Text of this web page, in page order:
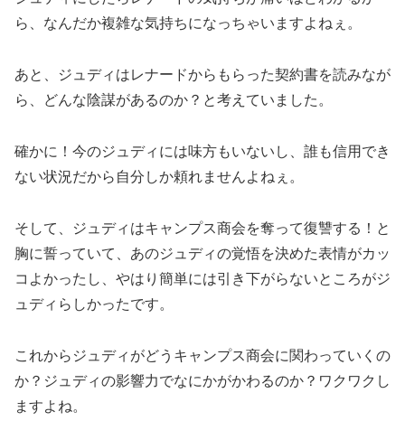
ら、なんだか複雑な気持ちになっちゃいますよねぇ。
あと、ジュディはレナードからもらった契約書を読みなが
ら、どんな陰謀があるのか？と考えていました。
確かに！今のジュディには味方もいないし、誰も信用でき
ない状況だから自分しか頼れませんよねぇ。
そして、ジュディはキャンプス商会を奪って復讐する！と
胸に誓っていて、あのジュディの覚悟を決めた表情がカッ
コよかったし、やはり簡単には引き下がらないところがジ
ュディらしかったです。
これからジュディがどうキャンプス商会に関わっていくの
か？ジュディの影響力でなにかがかわるのか？ワクワクし
ますよね。